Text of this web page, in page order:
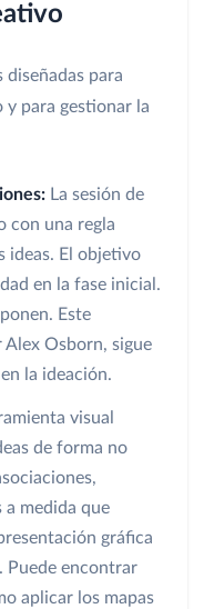
diseñadas para
para gestionar la
La sesión de
con una regla
ideas. El objetivo
en la fase inicial.
Este
Osborn, sigue
la ideación.
visual
de forma no
a medida que
gráfica
Puede encontrar
aplicar los mapas